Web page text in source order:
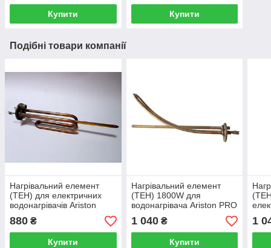
Купити Купити
Подібні товари компанії
Нагрівальний елемент
(ТЕН) для електричних
водонагрівачів Ariston
880 ₴
Купити
Нагрівальний елемент
(ТЕН) 1800W для
водонагрівача Ariston PRO
1 040₴
Купити
1